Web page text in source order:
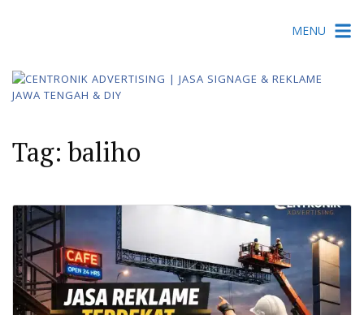
MENU
Tag:baliho